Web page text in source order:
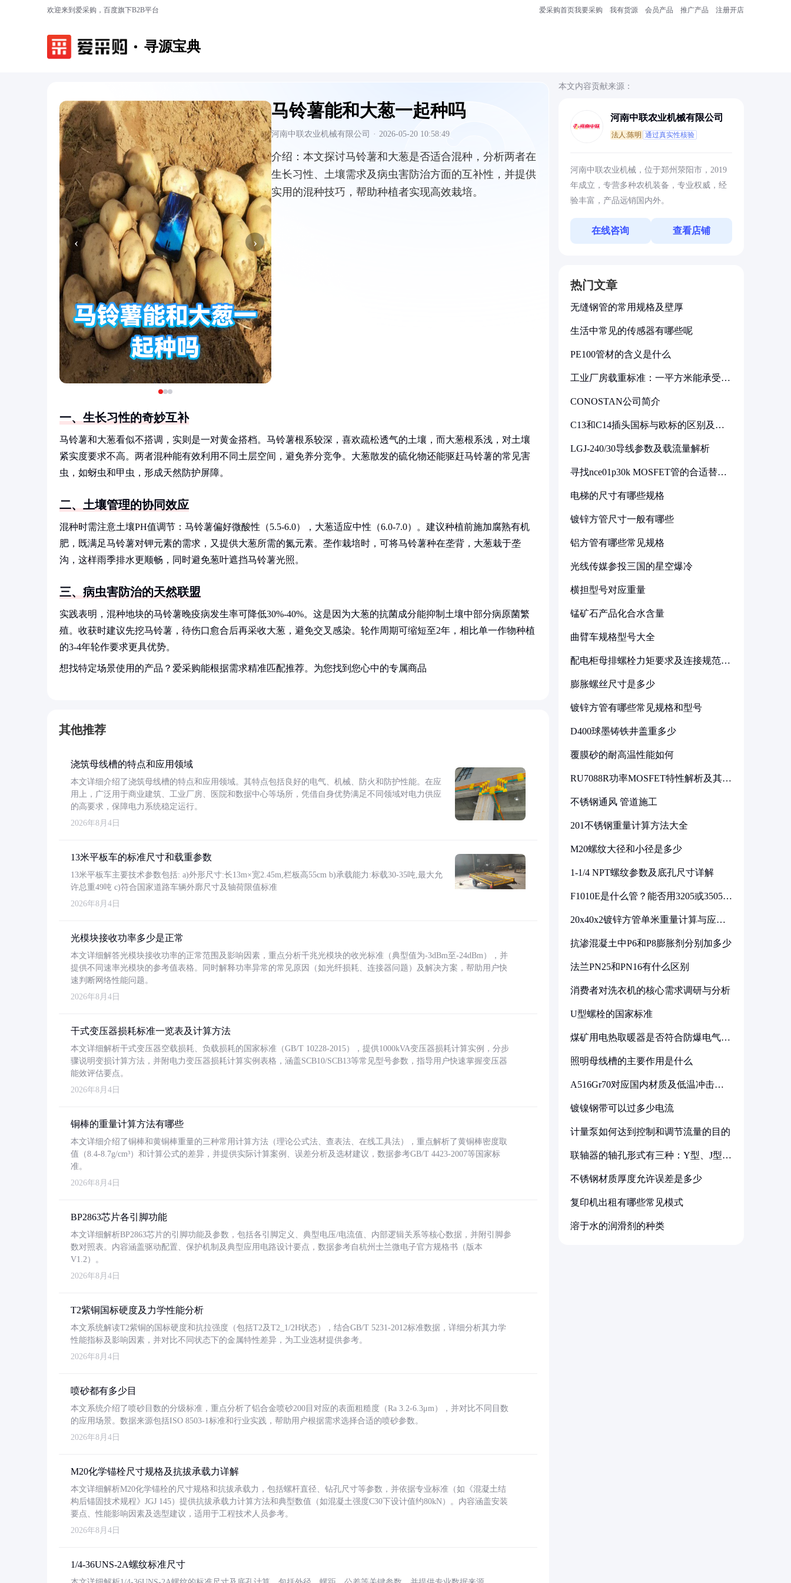
欢迎来到爱采购，百度旗下B2B平台 爱采购首页我要采购 我有货源 会员产品 推广产品 注册开店
寻源宝典
‹ ›
马铃薯能和大葱一起种吗
河南中联农业机械有限公司 · 2026-05-20 10:58:49
介绍： 本文探讨马铃薯和大葱是否适合混种，分析两者在
生长习性、土壤需求及病虫害防治方面的互补性，并提供
实用的混种技巧，帮助种植者实现高效栽培。
一、生长习性的奇妙互补
马铃薯和大葱看似不搭调，实则是一对黄金搭档。马铃薯根系较深，喜欢疏松透气的土壤，而大葱根系浅，对土壤
紧实度要求不高。两者混种能有效利用不同土层空间，避免养分竞争。大葱散发的硫化物还能驱赶马铃薯的常见害
虫，如蚜虫和甲虫，形成天然防护屏障。
二、土壤管理的协同效应
混种时需注意土壤PH值调节：马铃薯偏好微酸性（5.5-6.0），大葱适应中性（6.0-7.0）。建议种植前施加腐熟有机
肥，既满足马铃薯对钾元素的需求，又提供大葱所需的氮元素。垄作栽培时，可将马铃薯种在垄背，大葱栽于垄
沟，这样雨季排水更顺畅，同时避免葱叶遮挡马铃薯光照。
三、病虫害防治的天然联盟
实践表明，混种地块的马铃薯晚疫病发生率可降低30%-40%。这是因为大葱的抗菌成分能抑制土壤中部分病原菌繁
殖。收获时建议先挖马铃薯，待伤口愈合后再采收大葱，避免交叉感染。轮作周期可缩短至2年，相比单一作物种植
的3-4年轮作要求更具优势。
想找特定场景使用的产品？爱采购能根据需求精准匹配推荐。为您找到您心中的专属商品
其他推荐
浇筑母线槽的特点和应用领域
本文详细介绍了浇筑母线槽的特点和应用领域。其特点包括良好的电气、机械、防火和防护性能。在应
用上，广泛用于商业建筑、工业厂房、医院和数据中心等场所，凭借自身优势满足不同领域对电力供应
的高要求，保障电力系统稳定运行。
2026年8月4日
13米平板车的标准尺寸和载重参数
13米平板车主要技术参数包括: a)外形尺寸:长13m×宽2.45m,栏板高55cm b)承载能力:标载30-35吨,最大允
许总重49吨 c)符合国家道路车辆外廓尺寸及轴荷限值标准
2026年8月4日
光模块接收功率多少是正常
本文详细解答光模块接收功率的正常范围及影响因素，重点分析千兆光模块的收光标准（典型值为-3dBm至-24dBm），并
提供不同速率光模块的参考值表格。同时解释功率异常的常见原因（如光纤损耗、连接器问题）及解决方案，帮助用户快
速判断网络性能问题。
2026年8月4日
干式变压器损耗标准一览表及计算方法
本文详细解析干式变压器空载损耗、负载损耗的国家标准（GB/T 10228-2015），提供1000kVA变压器损耗计算实例，分步
骤说明变损计算方法，并附电力变压器损耗计算实例表格，涵盖SCB10/SCB13等常见型号参数，指导用户快速掌握变压器
能效评估要点。
2026年8月4日
铜棒的重量计算方法有哪些
本文详细介绍了铜棒和黄铜棒重量的三种常用计算方法（理论公式法、查表法、在线工具法），重点解析了黄铜棒密度取
值（8.4-8.7g/cm³）和计算公式的差异，并提供实际计算案例、误差分析及选材建议，数据参考GB/T 4423-2007等国家标
准。
2026年8月4日
BP2863芯片各引脚功能
本文详细解析BP2863芯片的引脚功能及参数，包括各引脚定义、典型电压/电流值、内部逻辑关系等核心数据，并附引脚参
数对照表。内容涵盖驱动配置、保护机制及典型应用电路设计要点，数据参考自杭州士兰微电子官方规格书（版本
V1.2）。
2026年8月4日
T2紫铜国标硬度及力学性能分析
本文系统解读T2紫铜的国标硬度和抗拉强度（包括T2及T2_1/2H状态），结合GB/T 5231-2012标准数据，详细分析其力学
性能指标及影响因素，并对比不同状态下的金属特性差异，为工业选材提供参考。
2026年8月4日
喷砂都有多少目
本文系统介绍了喷砂目数的分级标准，重点分析了铝合金喷砂200目对应的表面粗糙度（Ra 3.2-6.3μm），并对比不同目数
的应用场景。数据来源包括ISO 8503-1标准和行业实践，帮助用户根据需求选择合适的喷砂参数。
2026年8月4日
M20化学锚栓尺寸规格及抗拔承载力详解
本文详细解析M20化学锚栓的尺寸规格和抗拔承载力，包括螺杆直径、钻孔尺寸等参数，并依据专业标准（如《混凝土结
构后锚固技术规程》JGJ 145）提供抗拔承载力计算方法和典型数值（如混凝土强度C30下设计值约80kN）。内容涵盖安装
要点、性能影响因素及选型建议，适用于工程技术人员参考。
2026年8月4日
1/4-36UNS-2A螺纹标准尺寸
本文内容贡献来源：
河南中联农业机械有限公司
法人:陈明 通过真实性核验
河南中联农业机械，位于郑州荥阳市，2019
年成立，专营多种农机装备，专业权威，经
验丰富，产品远销国内外。
在线咨询 查看店铺
热门文章
无缝钢管的常用规格及壁厚
生活中常见的传感器有哪些呢
PE100管材的含义是什么
工业厂房载重标准：一平方米能承受多
CONOSTAN公司简介
C13和C14插头国标与欧标的区别及其
LGJ-240/30导线参数及载流量解析
寻找nce01p30k MOSFET管的合适替代
电梯的尺寸有哪些规格
镀锌方管尺寸一般有哪些
铝方管有哪些常见规格
光线传媒参投三国的星空爆冷
横担型号对应重量
锰矿石产品化合水含量
曲臂车规格型号大全
配电柜母排螺栓力矩要求及连接规范详
膨胀螺丝尺寸是多少
镀锌方管有哪些常见规格和型号
D400球墨铸铁井盖重多少
覆膜砂的耐高温性能如何
RU7088R功率MOSFET特性解析及其在
不锈钢通风 管道施工
201不锈钢重量计算方法大全
M20螺纹大径和小径是多少
1-1/4 NPT螺纹参数及底孔尺寸详解
F1010E是什么管？能否用3205或3505代
20x40x2镀锌方管单米重量计算与应用
抗渗混凝土中P6和P8膨胀剂分别加多少
法兰PN25和PN16有什么区别
消费者对洗衣机的核心需求调研与分析
U型螺栓的国家标准
煤矿用电热取暖器是否符合防爆电气设
照明母线槽的主要作用是什么
A516Gr70对应国内材质及低温冲击要
镀镍钢带可以过多少电流
计量泵如何达到控制和调节流量的目的
联轴器的轴孔形式有三种：Y型、J型、
不锈钢材质厚度允许误差是多少
复印机出租有哪些常见模式
溶于水的润滑剂的种类